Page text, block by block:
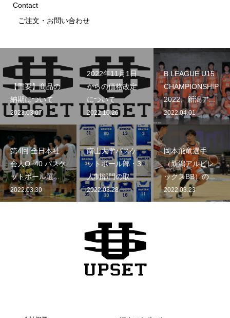
Contact
ご注文・お問い合わせ
【重要】商品の
納期について
2023.03.07
2022年11月1日
からの価格改定
について
2022.10.26
B.LEAGUE U15
CHAMPIONSHIP
2022、新潟ア...
2022.04.01
第4回 全日本社
会人O−40 バスケ
ットボール選...
2022.03.30
南山大学バスケ
ットボール部・3
人制部門の取...
2022.03.28
岡本飛竜選手
（新潟アルビレ
ックスBB）の...
2022.03.23